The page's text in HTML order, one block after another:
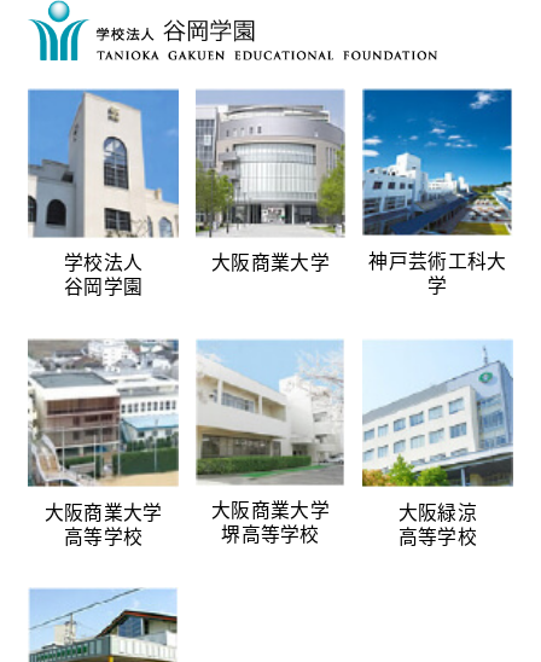
学校法人
谷岡学園
大阪商業大学
神戸芸術工科大
学
大阪商業大学
高等学校
大阪商業大学
堺高等学校
大阪緑涼
高等学校